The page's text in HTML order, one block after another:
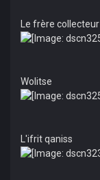
Le frère collecteur
Wolitse
L'ifrit qaniss